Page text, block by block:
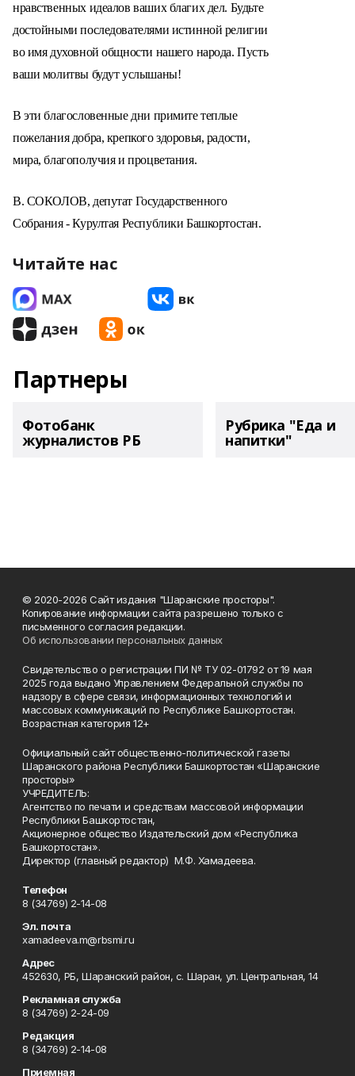
нравственных идеалов ваших благих дел. Будьте
достойными последователями истинной религии
во имя духовной общности нашего народа. Пусть
ваши молитвы будут услышаны!
В эти благословенные дни примите теплые
пожелания добра, крепкого здоровья, радости,
мира, благополучия и процветания.
В. СОКОЛОВ, депутат Государственного
Собрания - Курултая Республики Башкортостан.
Читайте нас
Партнеры
Фотобанк
журналистов РБ
Рубрика "Еда и
напитки"
© 2020-2026 Сайт издания "Шаранские просторы".
Копирование информации сайта разрешено только с
письменного согласия редакции.
Об использовании персональных данных
Свидетельство о регистрации ПИ № ТУ 02-01792 от 19 мая
2025 года выдано Управлением Федеральной службы по
надзору в сфере связи, информационных технологий и
массовых коммуникаций по Республике Башкортостан.
Возрастная категория 12+
Официальный сайт общественно-политической газеты
Шаранского района Республики Башкортостан «Шаранские
просторы»
УЧРЕДИТЕЛЬ:
Агентство по печати и средствам массовой информации
Республики Башкортостан,
Акционерное общество Издательский дом «Республика
Башкортостан».
Директор (главный редактор) М.Ф. Хамадеева.
Телефон
8 (34769) 2-14-08
Эл. почта
xamadeeva.m@rbsmi.ru
Адрес
452630, РБ, Шаранский район, с. Шаран, ул. Центральная, 14
Рекламная служба
8 (34769) 2-24-09
Редакция
8 (34769) 2-14-08
Приемная